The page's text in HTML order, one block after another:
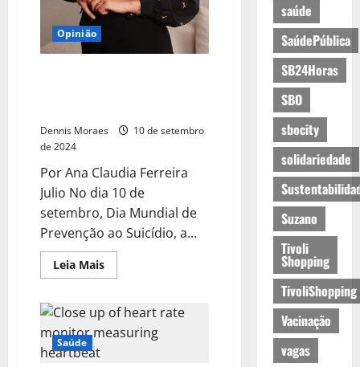
Opinião
Dennis Moraes
10 de setembro
de 2024
Por Ana Claudia Ferreira
Julio No dia 10 de
setembro, Dia Mundial de
Prevenção ao Suicídio, a...
Leia Mais
Saúde
saúde
SaúdePública
SB24Horas
SBO
sbocity
solidariedade
Suzano
Tivoli
Shopping
TivoliShopping
Vacinação
vagas